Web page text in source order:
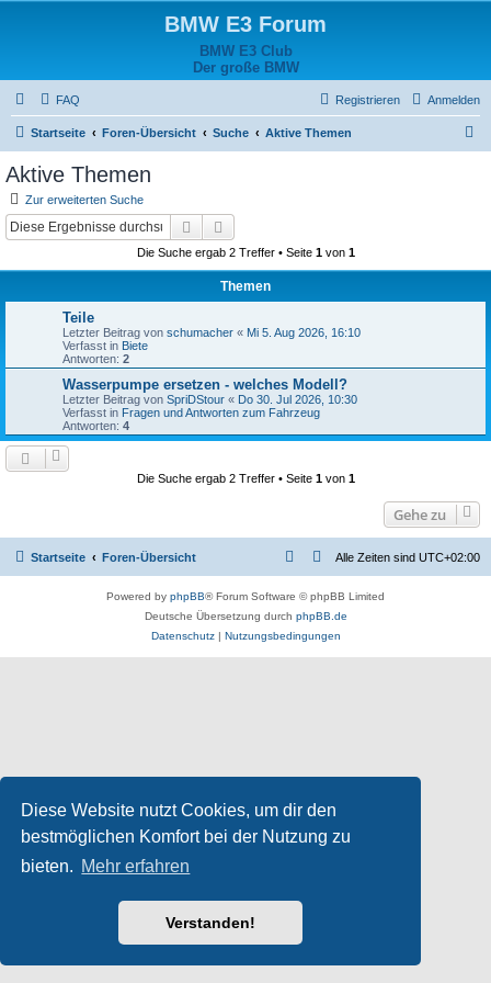
Diese Website nutzt Cookies, um dir den
bestmöglichen Komfort bei der Nutzung zu
bieten. Mehr erfahren
Verstanden!
BMW E3 Forum
BMW E3 Club
Der große BMW
FAQ Anmelden
Registrieren
Startseite Foren-Übersicht Suche Aktive Themen
Aktive Themen
Zur erweiterten Suche
Suche
Die Suche ergab 2 Treffer • Seite 1von 1
Themen
Teile
Letzter Beitrag von schumacher « Mi 5. Aug 2026, 16:10
Verfasst in Biete
Antworten: 2
Wasserpumpe ersetzen - welches Modell?
Letzter Beitrag von SpriDStour « Do 30. Jul 2026, 10:30
Verfasst in Fragen und Antworten zum Fahrzeug
Antworten: 4
Die Suche ergab 2 Treffer • Seite 1von 1
Gehe zu
Startseite Foren-Übersicht Alle Zeiten sind UTC+02:00
Powered by phpBB® Forum Software © phpBB Limited
Deutsche Übersetzung durch phpBB.de
Datenschutz| Nutzungsbedingungen